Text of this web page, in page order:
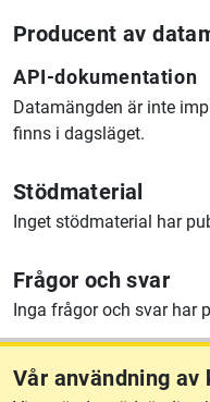
Producent av
API-dokumentation
Datamängden är inte
finns i dagsläget.
Stödmaterial
Inget stödmaterial har
Frågor och svar
Inga frågor och svar har
Behöver du
Vår användning